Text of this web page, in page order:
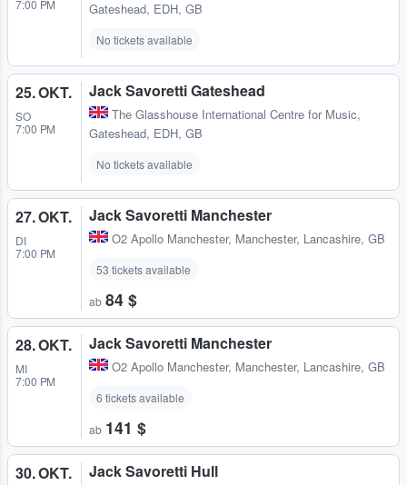
7:00 PM
Gateshead, EDH, GB
No tickets available
25. OKT.
SO
7:00 PM
Jack Savoretti Gateshead
The Glasshouse International Centre for Music,
Gateshead, EDH, GB
No tickets available
27. OKT.
DI
7:00 PM
Jack Savoretti Manchester
O2 Apollo Manchester, Manchester, Lancashire, GB
53 tickets available
ab 84 $
28. OKT.
MI
7:00 PM
Jack Savoretti Manchester
O2 Apollo Manchester, Manchester, Lancashire, GB
6 tickets available
ab 141 $
30. OKT. Jack Savoretti Hull